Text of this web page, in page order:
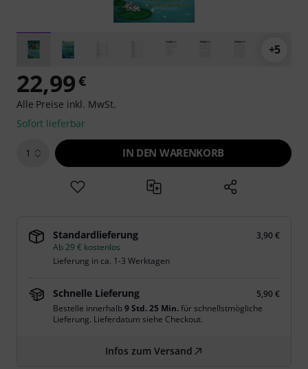
+5
22,99€
Alle Preise inkl. MwSt.
Sofort lieferbar
1 IN DEN WARENKORB
Standardlieferung
3,90 €
Ab 29 € kostenlos
Lieferung in ca. 1-3 Werktagen
Schnelle Lieferung
5,90 €
Bestelle innerhalb9 Std. 25 Min.für schnellstmögliche
Lieferung. Lieferdatum siehe Checkout.
Infos zum Versand